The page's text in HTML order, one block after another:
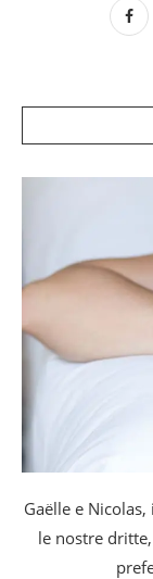
Gaëlle e
le nostre